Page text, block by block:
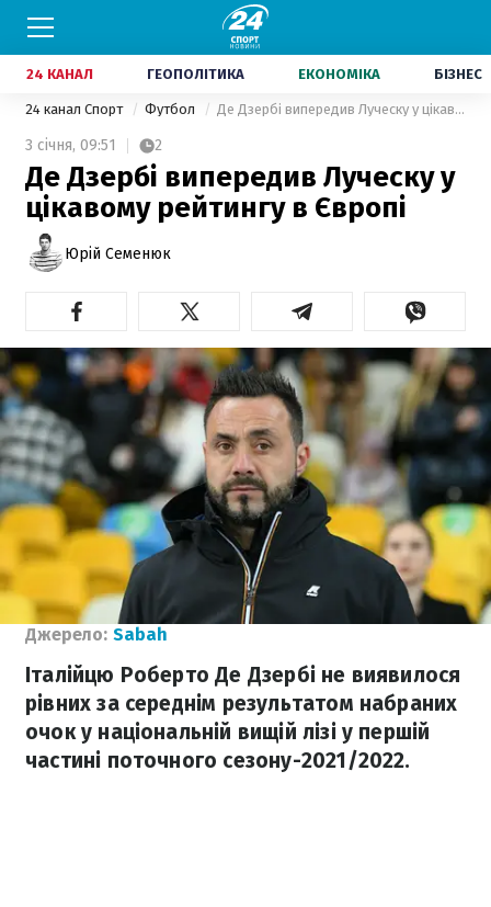
24 КАНАЛ ГЕОПОЛІТИКА ЕКОНОМІКА БІЗНЕС
24 канал Спорт Футбол Де Дзербі випередив Луческу у цікавому рейтингу в Європі
3 січня, 09:51 2
Де Дзербі випередив Луческу у
цікавому рейтингу в Європі
Юрій Семенюк
Джерело: Sabah
Італійцю Роберто Де Дзербі не виявилося
рівних за середнім результатом набраних
очок у національній вищій лізі у першій
частині поточного сезону-2021/2022.